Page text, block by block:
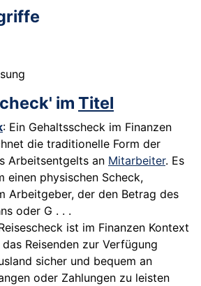
im Titel
: Ein Gehaltsscheck im Finanzen
die traditionelle Form der
Arbeitsentgelts an Mitarbeiter. Es
einen physischen Scheck,
Arbeitgeber, der den Betrag des
oder G . . .
ist im Finanzen Kontext
Reisenden zur Verfügung
sicher und bequem an
oder Zahlungen zu leisten